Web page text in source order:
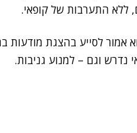
ללא התערבות של קופאי.
אמור לסייע בהצגת מודעות
נדרש וגם – למנוע גניבות.